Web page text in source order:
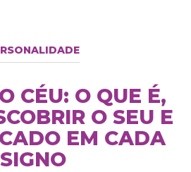
CÉU: O QUE É,
O SEU E
EM CADA
SIGNO